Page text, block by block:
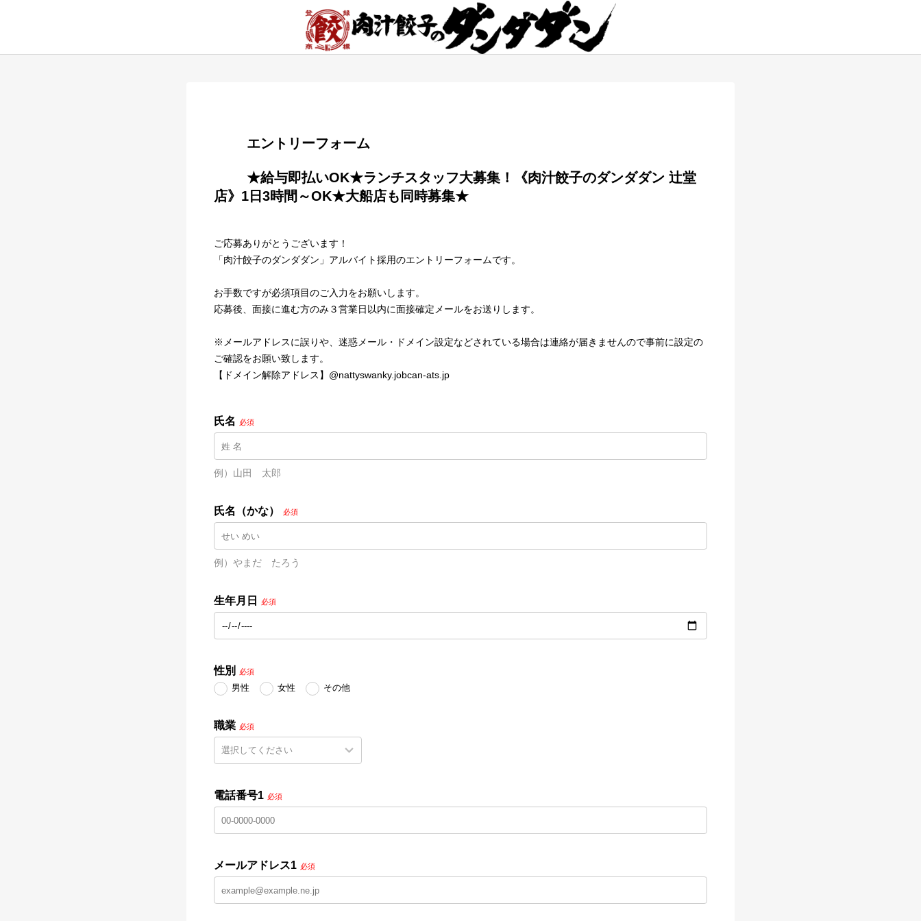
        エントリーフォーム
店》1日3時間～OK★大船店も同時募集★
ご応募ありがとうございます！
「肉汁餃子のダンダダン」アルバイト採用のエントリーフォームです。
お手数ですが必須項目のご入力をお願いします。
応募後、面接に進む方のみ３営業日以内に面接確定メールをお送りします。
※メールアドレスに誤りや、迷惑メール・ドメイン設定などされている場合は連絡が届きませんので事前に設定の
ご確認をお願い致します。
【ドメイン解除アドレス】@nattyswanky.jobcan-ats.jp
氏名 必須
例）山田　太郎
氏名（かな） 必須
例）やまだ　たろう
生年月日 必須
性別 必須
男性 女性 その他
職業 必須
電話番号1 必須
メールアドレス1 必須